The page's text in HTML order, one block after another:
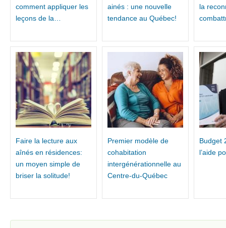
comment appliquer les
leçons de la…
ainés : une nouvelle
tendance au Québec!
la
Faire la lecture aux
aînés en résidences:
un moyen simple de
briser la solitude!
Premier modèle de
cohabitation
intergénérationnelle au
Centre-du-Québec
Budget
l’aide